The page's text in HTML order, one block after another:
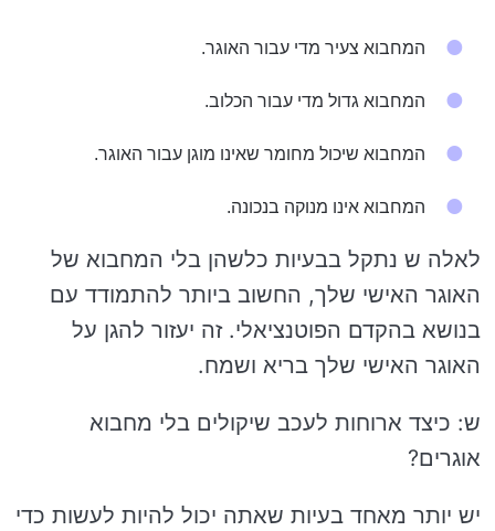
המחבוא צעיר מדי עבור האוגר.
המחבוא גדול מדי עבור הכלוב.
המחבוא שיכול מחומר שאינו מוגן עבור האוגר.
המחבוא אינו מנוקה בנכונה.
לאלה ש נתקל בבעיות כלשהן בלי המחבוא של
האוגר האישי שלך, החשוב ביותר להתמודד עם
בנושא בהקדם הפוטנציאלי. זה יעזור להגן על
האוגר האישי שלך בריא ושמח.
ש: כיצד ארוחות לעכב שיקולים בלי מחבוא
אוגרים?
יש יותר מאחד בעיות שאתה יכול להיות לעשות כדי